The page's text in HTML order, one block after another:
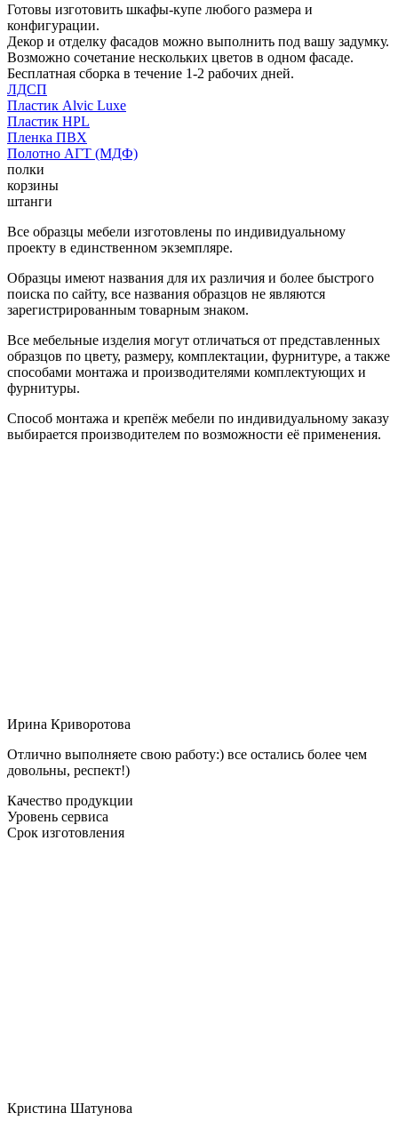
Готовы изготовить шкафы-купе любого размера и
конфигурации.
Декор и отделку фасадов можно выполнить под вашу задумку.
Возможно сочетание нескольких цветов в одном фасаде.
Бесплатная сборка в течение 1-2 рабочих дней.
ЛДСП
Пластик Alvic Luxe
Пластик HPL
Пленка ПВХ
Полотно АГТ (МДФ)
полки
корзины
штанги
Все образцы мебели изготовлены по индивидуальному
проекту в единственном экземпляре.
Образцы имеют названия для их различия и более быстрого
поиска по сайту, все названия образцов не являются
зарегистрированным товарным знаком.
Все мебельные изделия могут отличаться от представленных
образцов по цвету, размеру, комплектации, фурнитуре, а также
способами монтажа и производителями комплектующих и
фурнитуры.
Способ монтажа и крепёж мебели по индивидуальному заказу
выбирается производителем по возможности её применения.
Ирина Криворотова
Отлично выполняете свою работу:) все остались более чем
довольны, респект!)
Качество продукции
Уровень сервиса
Срок изготовления
Кристина Шатунова